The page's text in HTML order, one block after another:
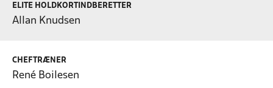
ELITE HOLDKORTINDBERETTER
Allan Knudsen
CHEFTRÆNER
René Boilesen